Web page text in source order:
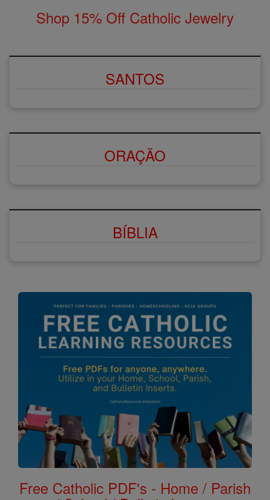
Shop 15% Off Catholic Jewelry
SANTOS
ORAÇÃO
BÍBLIA
Free Catholic PDF's - Home / Parish